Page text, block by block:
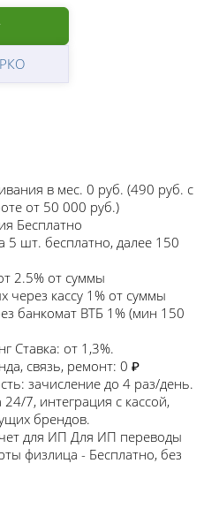
в мес. 0 руб. (490 руб. с
от 50 000 руб.)
Бесплатно
5 шт. бесплатно, далее 150
2.5% от суммы
через кассу 1% от суммы
банкомат ВТБ 1% (мин 150
Ставка: от 1,3%.
связь, ремонт: 0 ₽
зачисление до 4 раз/день.
7, интеграция с кассой,
брендов.
для ИП Для ИП переводы
физлица - Бесплатно, без